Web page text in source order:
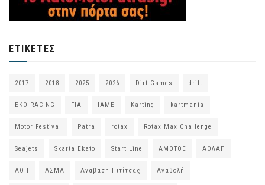
ΕΤΙΚΈΤΕΣ
2017 2018 2025 2026 Dirt Games drift
EKO RACING FIA IAME Karting kartmania
Motor Festival Patra rotax Rotax Max Challenge
Seajets Skarta Ekato Start Line ΑΜΟΤΟΕ ΑΟΛΑΠ
ΑΟΠ ΑΣΜΑ Ανάβαση Πιτίτσας Αναβολή